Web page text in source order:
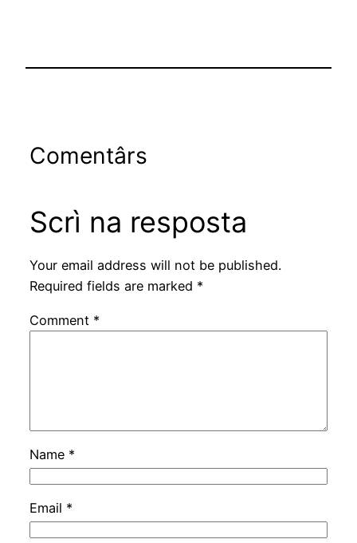
Comentârs
Scrì na resposta
Your email address will not be published.
Required fields are marked *
Comment *
Name *
Email *